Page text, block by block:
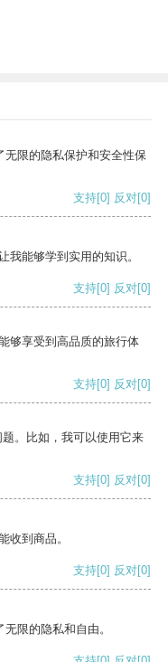
限的隐私保护和安全性保
支持[0] 反对[0]
我能够学到实用的知识。
支持[0] 反对[0]
够享受到高品质的旅行体
支持[0] 反对[0]
。比如，我可以使用它来
支持[0] 反对[0]
收到商品。
支持[0] 反对[0]
限的隐私和自由。